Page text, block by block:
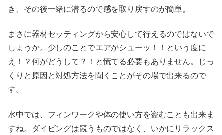
き、その後一緒に潜るので感を取り戻すのが簡単。
まさに器材セッティングから安心して行えるのではないで
しょうか。少しのことでエアがシューッ！！という度に
え！？何がどうして？！と慌てる必要もありません。じっ
くりと原因と対処方法を聞くことがその場で出来るので
す。
水中では、フィンワークや体の使い方を盗むことも出来ま
すね。ダイビングは競うものではなく、いかにリラックス